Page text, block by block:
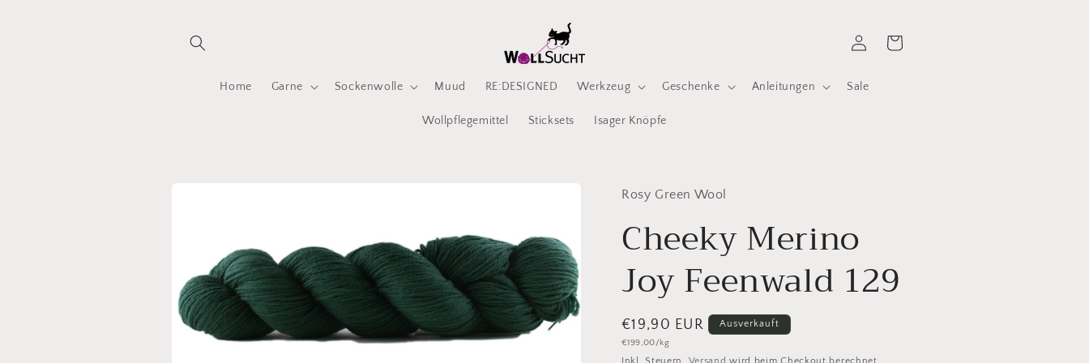
Home Garne Sockenwolle Muud RE:DESIGNED Werkzeug Geschenke Anleitungen Sale
Wollpflegemittel Sticksets Isager Knöpfe
EinloggenWarenkorb
Rosy Green Wool
Cheeky Merino
Joy Feenwald 129
Normaler
Preis
€19,90 EUR
Grundpreis
€199,00/kg
Ausverkauft